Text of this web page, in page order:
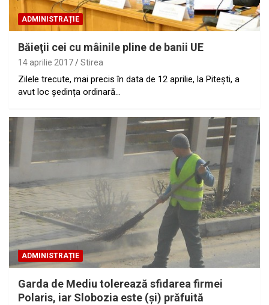
ADMINISTRAȚIE
Băieţii cei cu mâinile pline de banii UE
14 aprilie 2017 Stirea
Zilele trecute, mai precis în data de 12 aprilie, la Pitești, a
avut loc ședința ordinară…
ADMINISTRAȚIE
Garda de Mediu tolerează sfidarea firmei
Polaris, iar Slobozia este (şi) prăfuită